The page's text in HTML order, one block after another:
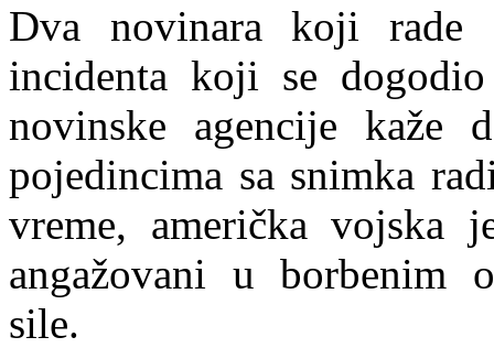
Dva novinara koji rade
incidenta koji se
novinske agencije
pojedincima sa snimka
vreme, američka
angažovani u borbenim
sile.